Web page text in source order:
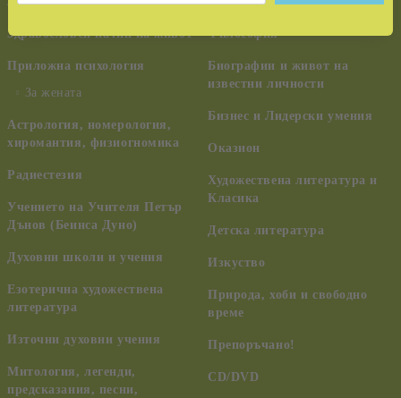
Здравословен начин на живот
Приложна психология
За жената
Астрология, номерология,
хиромантия, физиогномика
Радиестезия
Учението на Учителя Петър
Дънов (Беинса Дуно)
Духовни школи и учения
Езотерична художествена
литература
Източни духовни учения
Митология, легенди,
предсказания, песни,
Философия
Биографии и живот на
известни личности
Бизнес и Лидерски умения
Оказион
Художествена литература и
Класика
Детска литература
Изкуство
Природа, хоби и свободно
време
Препоръчано!
CD/DVD